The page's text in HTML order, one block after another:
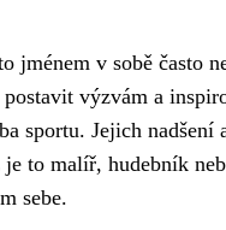
jménem v sobě často
výzvám a
sportu. Jejich nadšení
to malíř, hudebník
sebe.